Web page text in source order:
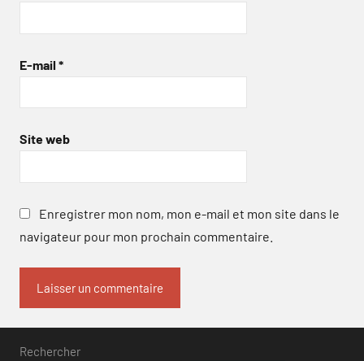
E-mail *
Site web
Enregistrer mon nom, mon e-mail et mon site dans le
navigateur pour mon prochain commentaire.
Rechercher